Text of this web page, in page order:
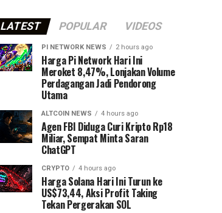
LATEST POPULAR VIDEOS
PI NETWORK NEWS 2 hours ago
Harga Pi Network Hari Ini
Meroket 8,47%, Lonjakan Volume
Perdagangan Jadi Pendorong
Utama
ALTCOIN NEWS 4 hours ago
Agen FBI Diduga Curi Kripto Rp18
Miliar, Sempat Minta Saran
ChatGPT
CRYPTO 4 hours ago
Harga Solana Hari Ini Turun ke
US$73,44, Aksi Profit Taking
Tekan Pergerakan SOL